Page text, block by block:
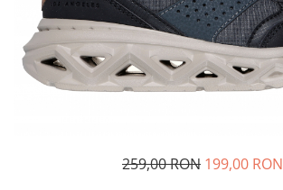
Tricouri copii
Pantaloni lungi copii
Bluze copii
Geci si veste copii
Ingrijire incaltaminte259,00 RON 199,00 RON